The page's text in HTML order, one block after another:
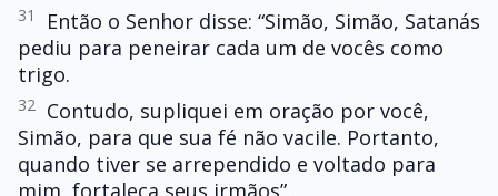
31
Então o Senhor disse: “Simão, Simão, Satanás
pediu para peneirar cada um de vocês como
trigo.
32
Contudo, supliquei em oração por você,
Simão, para que sua fé não vacile. Portanto,
quando tiver se arrependido e voltado para
mim, fortaleça seus irmãos”.